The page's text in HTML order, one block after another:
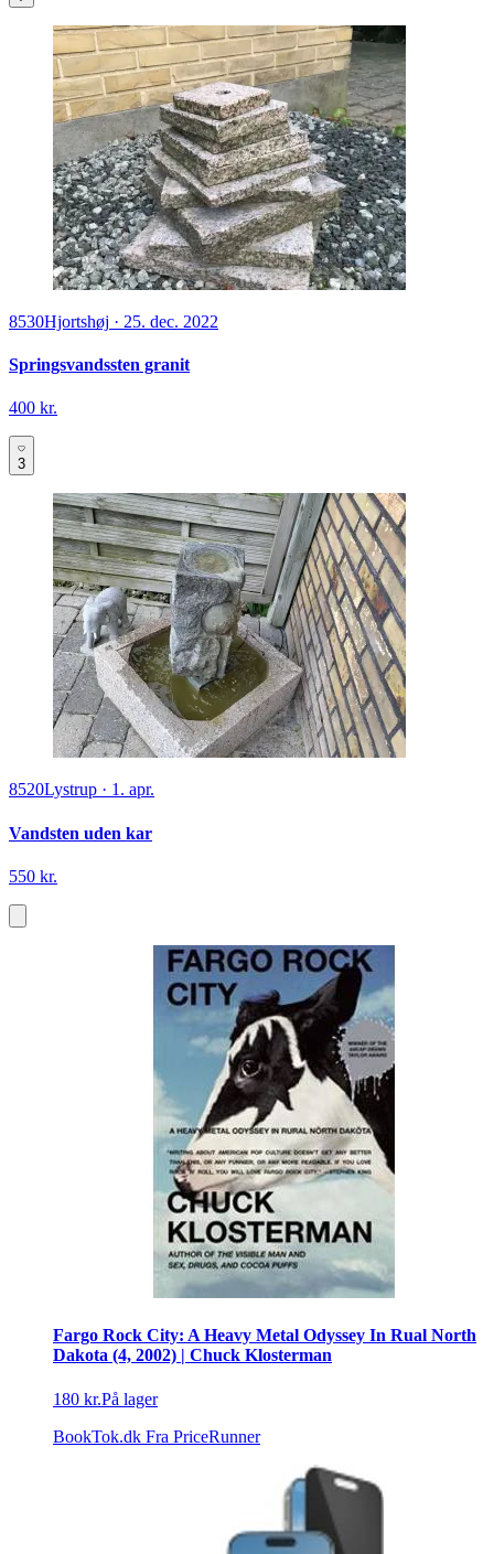
8530Hjortshøj · 25. dec. 2022
Springsvandssten granit
400 kr.
3
8520Lystrup · 1. apr.
Vandsten uden kar
550 kr.
Fargo Rock City: A Heavy Metal Odyssey In Rual North
Dakota (4, 2002) | Chuck Klosterman
180 kr.På lager
BookTok.dk Fra PriceRunner